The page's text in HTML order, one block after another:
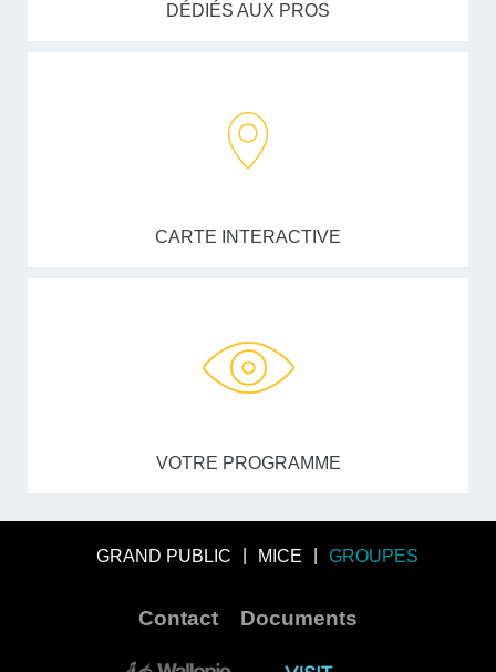
DÉDIÉS AUX PROS
CARTE INTERACTIVE
VOTRE PROGRAMME
GRAND PUBLIC MICE GROUPES
Contact Documents